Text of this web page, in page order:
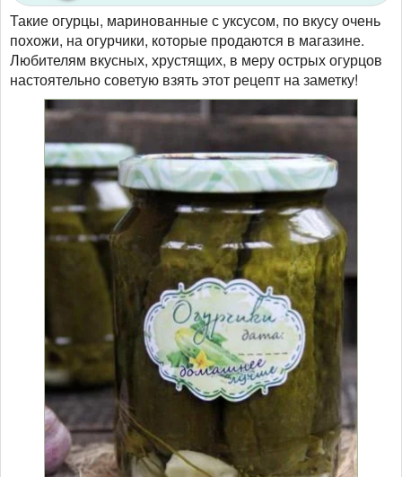
Такие огурцы, маринованные с уксусом, по вкусу очень
похожи, на огурчики, которые продаются в магазине.
Любителям вкусных, хрустящих, в меру острых огурцов
настоятельно советую взять этот рецепт на заметку!